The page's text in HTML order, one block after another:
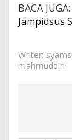
BACA JUGA:
Jampidsus
Writer:
mahmuddin